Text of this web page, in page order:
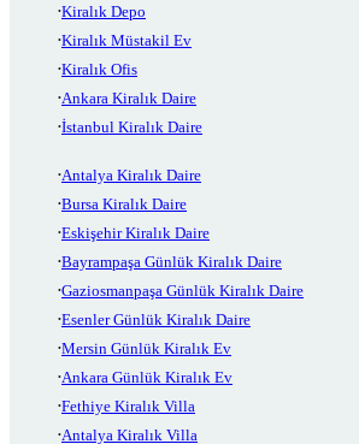
Kiralık Depo
Kiralık Müstakil Ev
Kiralık Ofis
Ankara Kiralık Daire
İstanbul Kiralık Daire
Antalya Kiralık Daire
Bursa Kiralık Daire
Eskişehir Kiralık Daire
Bayrampaşa Günlük Kiralık Daire
Gaziosmanpaşa Günlük Kiralık Daire
Esenler Günlük Kiralık Daire
Mersin Günlük Kiralık Ev
Ankara Günlük Kiralık Ev
Fethiye Kiralık Villa
Antalya Kiralık Villa